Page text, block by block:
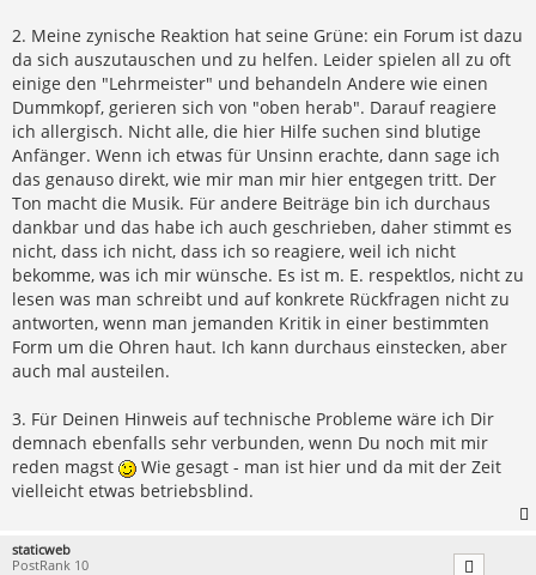
2. Meine zynische Reaktion hat seine Grüne: ein Forum ist dazu
da sich auszutauschen und zu helfen. Leider spielen all zu oft
einige den "Lehrmeister" und behandeln Andere wie einen
Dummkopf, gerieren sich von "oben herab". Darauf reagiere
ich allergisch. Nicht alle, die hier Hilfe suchen sind blutige
Anfänger. Wenn ich etwas für Unsinn erachte, dann sage ich
das genauso direkt, wie mir man mir hier entgegen tritt. Der
Ton macht die Musik. Für andere Beiträge bin ich durchaus
dankbar und das habe ich auch geschrieben, daher stimmt es
nicht, dass ich nicht, dass ich so reagiere, weil ich nicht
bekomme, was ich mir wünsche. Es ist m. E. respektlos, nicht zu
lesen was man schreibt und auf konkrete Rückfragen nicht zu
antworten, wenn man jemanden Kritik in einer bestimmten
Form um die Ohren haut. Ich kann durchaus einstecken, aber
auch mal austeilen.
3. Für Deinen Hinweis auf technische Probleme wäre ich Dir
demnach ebenfalls sehr verbunden, wenn Du noch mit mir
reden magst
Wie gesagt - man ist hier und da mit der Zeit
vielleicht etwas betriebsblind.
staticweb
PostRank 10